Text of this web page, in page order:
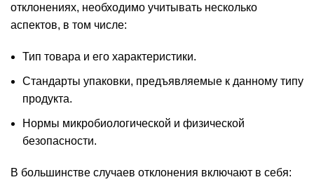
отклонениях, необходимо учитывать несколько
аспектов, в том числе:
Тип товара и его характеристики.
Стандарты упаковки, предъявляемые к данному типу
продукта.
Нормы микробиологической и физической
безопасности.
В большинстве случаев отклонения включают в себя: